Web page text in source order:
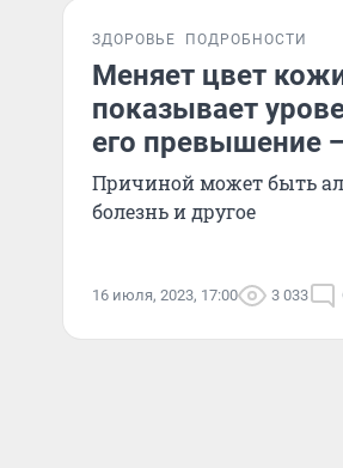
ЗДОРОВЬЕ ПОДРОБНОСТИ
Меняет цвет
показывает
его превышение
Причиной может быть
болезнь и другое
16 июля, 2023, 17:00 3 033